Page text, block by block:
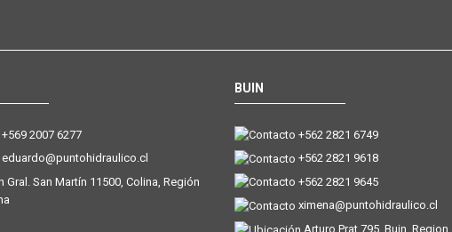
+569 2007 6277
eduardo@puntohidraulico.cl
Gral. San Martín 11500, Colina, Región
BUIN
+562 2821 6749
+562 2821 9618
+562 2821 9645
ximena@puntohidraulico.cl
Arturo Prat 795, Buin, Region